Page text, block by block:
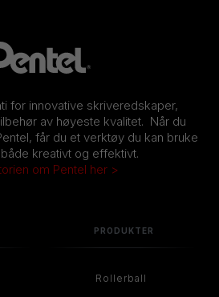
for innovative skriveredskaper,
av høyeste kvalitet. Når du
får du et verktøy du kan bruke
kreativt og effektivt.
om Pentel her >
PRODUKTER
Rollerball